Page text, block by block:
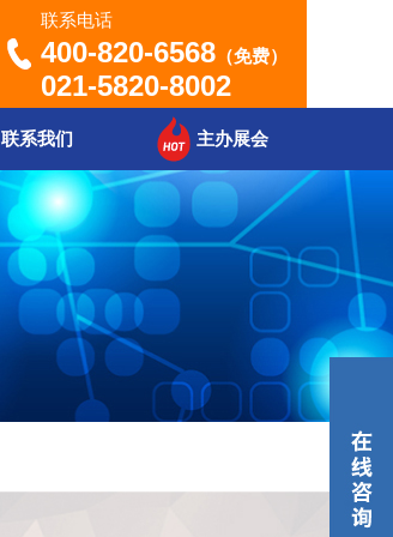
联系电话
400-820-6568 （免费）
021-5820-8002
联系我们 主办展会